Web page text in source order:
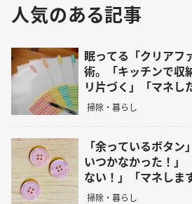
人気のある記事
眠ってる「クリアフ
術。「キッチンで収
リ片づく」「マネし
掃除・暮らし
「余っているボタ
いつかなかった！」
ない！」「マネしま
掃除・暮らし